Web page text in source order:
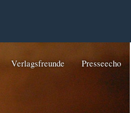
Verlagsfreunde Presseecho